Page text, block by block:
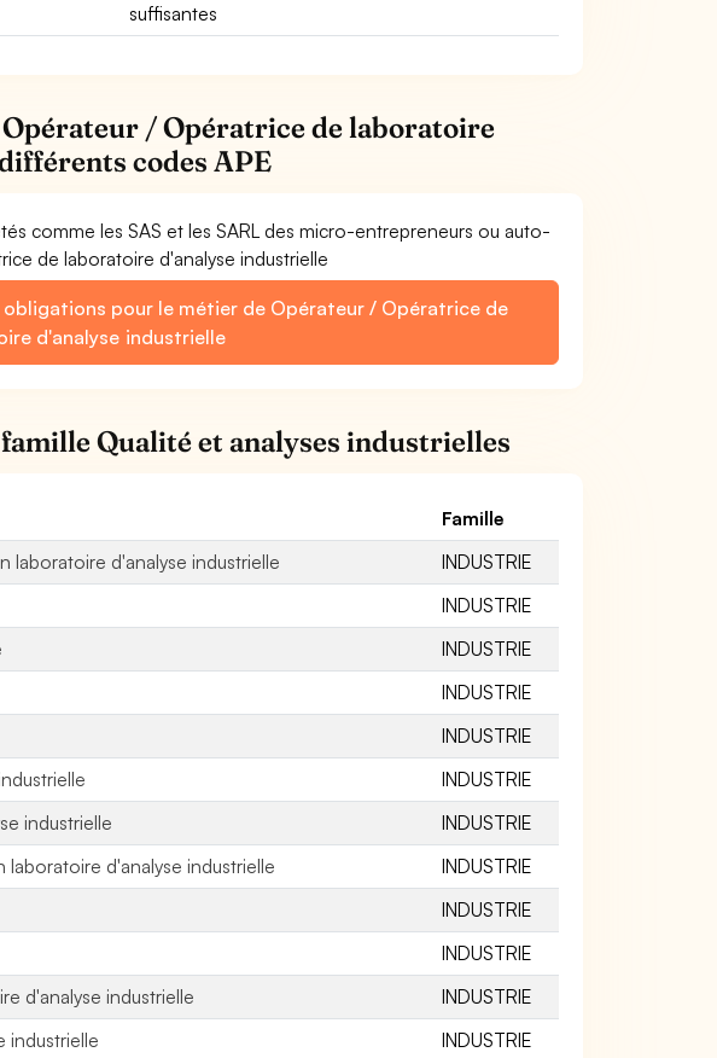
suffisantes
/ Opératrice de laboratoire
codes APE
comme les SAS et les SARL des micro-entrepreneurs ou auto-
de laboratoire d'analyse industrielle
pour le métier de Opérateur / Opératrice de
d'analyse industrielle
Qualité et analyses industrielles
Famille
d'analyse industrielle
INDUSTRIE
INDUSTRIE
INDUSTRIE
INDUSTRIE
INDUSTRIE
INDUSTRIE
industrielle
INDUSTRIE
d'analyse industrielle
INDUSTRIE
INDUSTRIE
INDUSTRIE
d'analyse industrielle
INDUSTRIE
industrielle
INDUSTRIE